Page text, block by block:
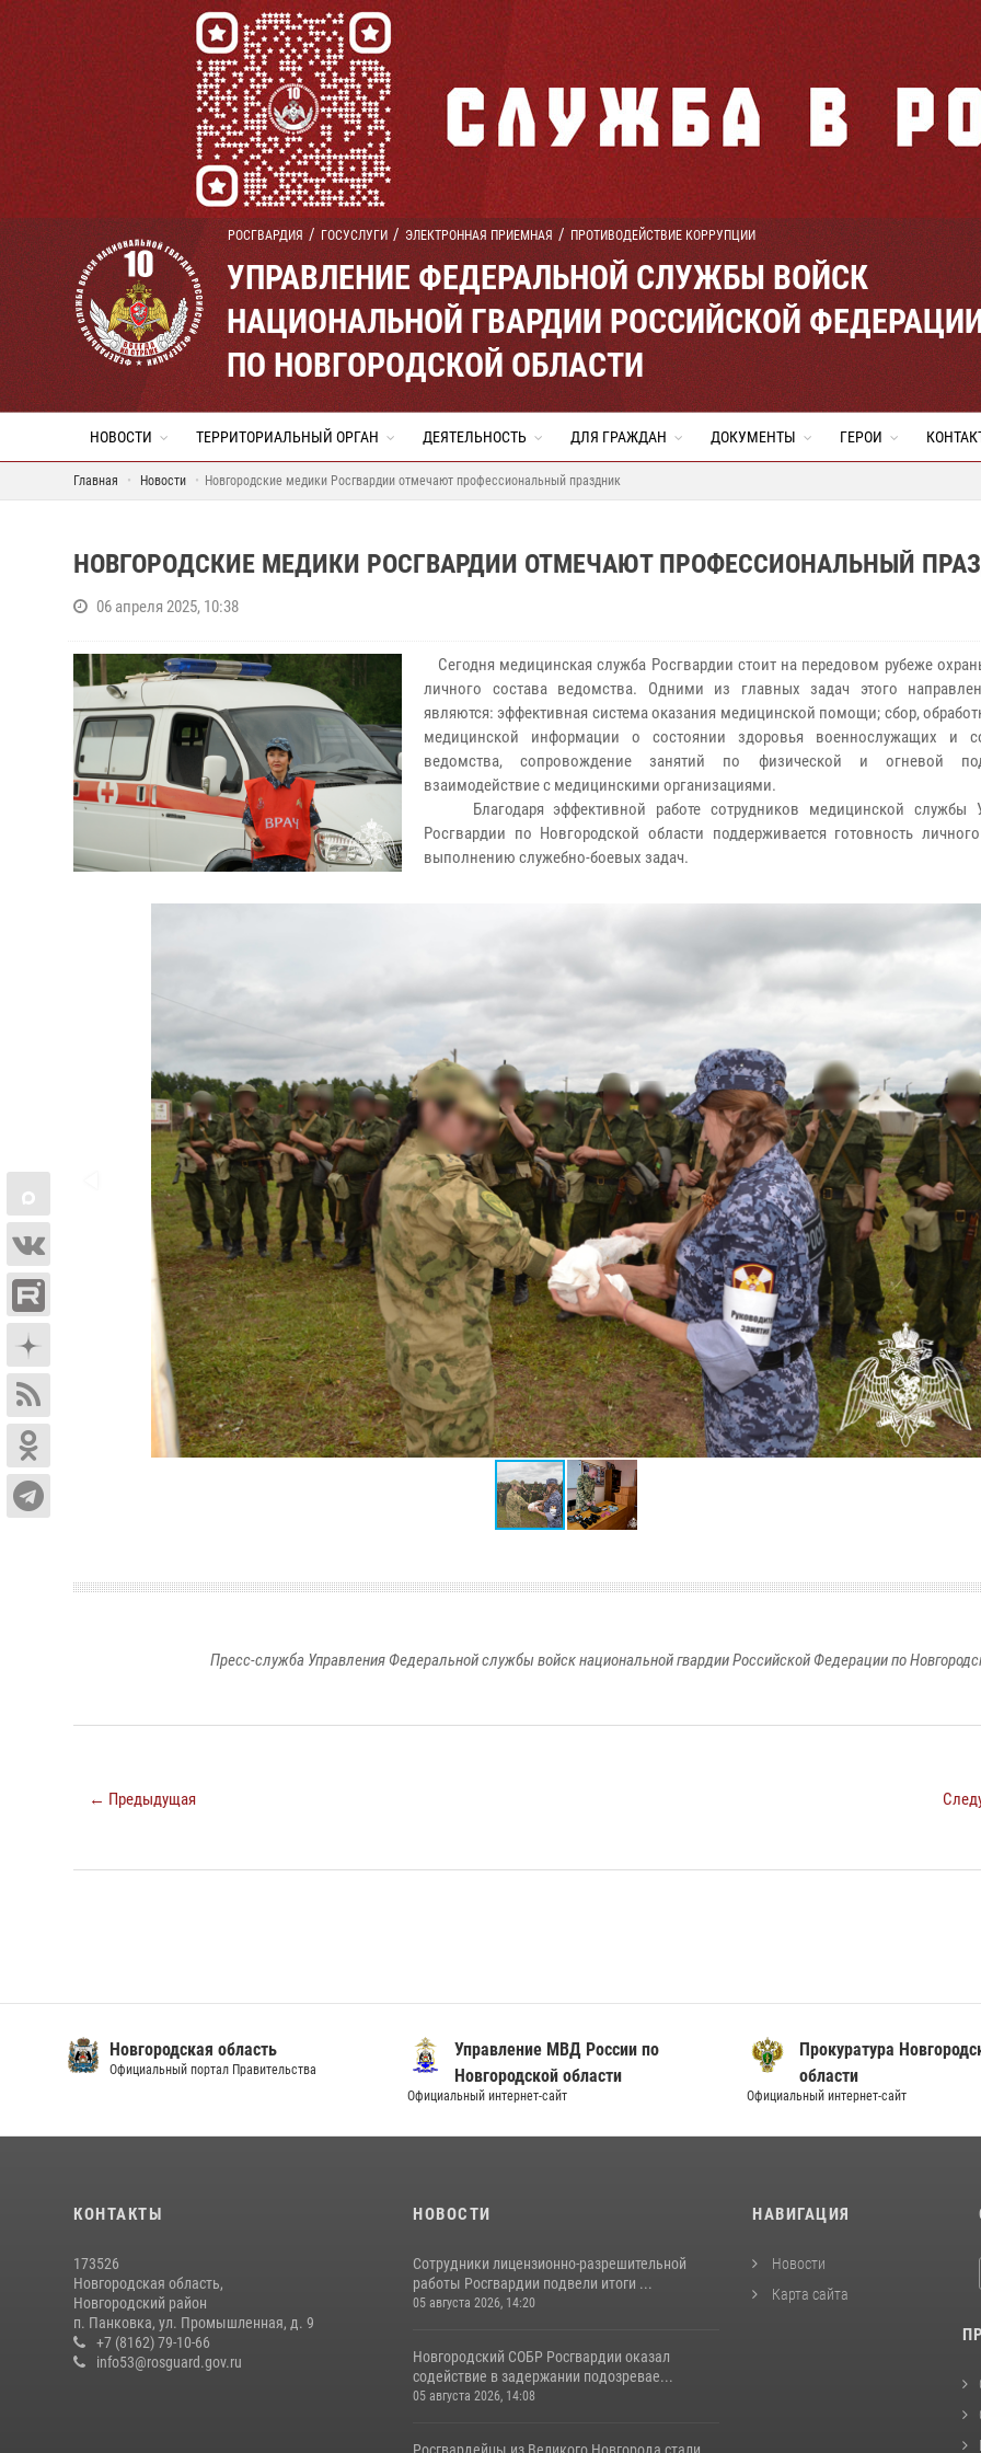
РОСГВАРДИЯ ГОСУСЛУГИ ЭЛЕКТРОННАЯ ПРИЕМНАЯ ПРОТИВОДЕЙСТВИЕ КОРРУПЦИИ
УПРАВЛЕНИЕ ФЕДЕРАЛЬНОЙ СЛУЖБЫ ВОЙСК
НАЦИОНАЛЬНОЙ ГВАРДИИ РОССИЙСКОЙ
ПО НОВГОРОДСКОЙ ОБЛАСТИ
НОВОСТИ ТЕРРИТОРИАЛЬНЫЙ ОРГАН ДЕЯТЕЛЬНОСТЬ ДЛЯ ГРАЖДАН ДОКУМЕНТЫ ГЕРОИ
Главная Новости Новгородские медики Росгвардии отмечают профессиональный праздник
НОВГОРОДСКИЕ МЕДИКИ РОСГВАРДИИ ОТМЕЧАЮТ ПРОФЕССИОНАЛЬНЫЙ
06 апреля 2025, 10:38
Сегодня медицинская служба Росгвардии стоит на передовом рубеже
личного состава ведомства. Одними из главных задач этого
являются: эффективная система оказания медицинской помощи; сбор,
медицинской информации о состоянии здоровья военнослужащих и
ведомства, сопровождение занятий по физической и огневой
взаимодействие с медицинскими организациями.
Благодаря эффективной работе сотрудников медицинской службы
Росгвардии по Новгородской области поддерживается готовность
выполнению служебно-боевых задач.
Пресс-служба Управления Федеральной службы войск национальной гвардии Российской Федерации по
← Предыдущая
Новгородская область
Официальный портал Правительства
Управление МВД России по
Новгородской области
Официальный интернет-сайт
Прокуратура
области
Официальный интернет-сайт
КОНТАКТЫ
173526
Новгородская область,
Новгородский район
п. Панковка, ул. Промышленная, д. 9
+7 (8162) 79-10-66
info53@rosguard.gov.ru
НОВОСТИ
Сотрудники лицензионно-разрешительной
работы Росгвардии подвели итоги ...
05 августа 2026, 14:20
Новгородский СОБР Росгвардии оказал
содействие в задержании подозревае...
05 августа 2026, 14:08
НАВИГАЦИЯ
Новости
Карта сайта